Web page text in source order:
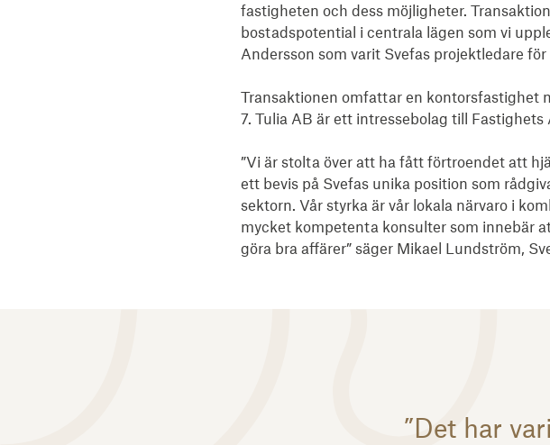
fastigheten och dess möjligheter.
bostadspotential i centrala lägen som vi
Andersson som varit Svefas projektledare
Transaktionen omfattar en kontorsfastighet
7. Tulia AB är ett intressebolag till
”Vi är stolta över att ha fått förtroendet att
ett bevis på Svefas unika position som
sektorn. Vår styrka är vår lokala närvaro i
mycket kompetenta konsulter som innebär
göra bra affärer” säger Mikael Lundström,
”Det har